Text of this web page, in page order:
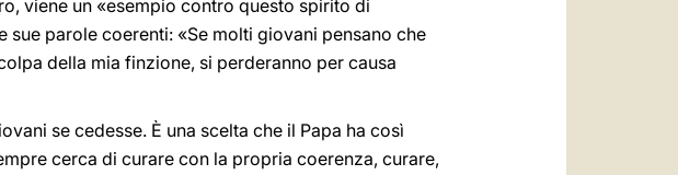
viene un «esempio contro questo spirito di
parole coerenti: «Se molti giovani pensano che
della mia finzione, si perderanno per causa
se cedesse. È una scelta che il Papa ha così
cerca di curare con la propria coerenza, curare,